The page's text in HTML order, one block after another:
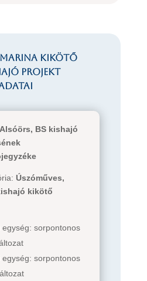
kikötő
projekt
Alsóörs, BS kishajó
Úszóműves,
kikötő
sorpontonos
egység: sorpontonos